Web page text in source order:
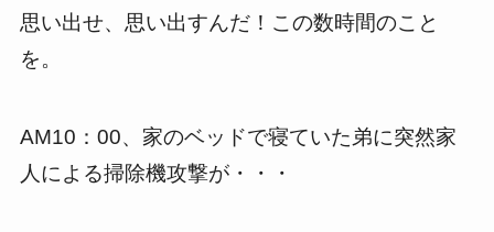
思い出せ、思い出すんだ！この数時間のこと
を。
AM10：00、家のベッドで寝ていた弟に突然家
人による掃除機攻撃が・・・